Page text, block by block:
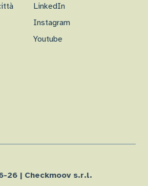
LinkedIn
Instagram
Youtube
26| Checkmoov s.r.l.